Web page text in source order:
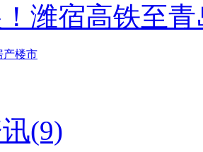
潍宿高铁至
产楼市
(9)